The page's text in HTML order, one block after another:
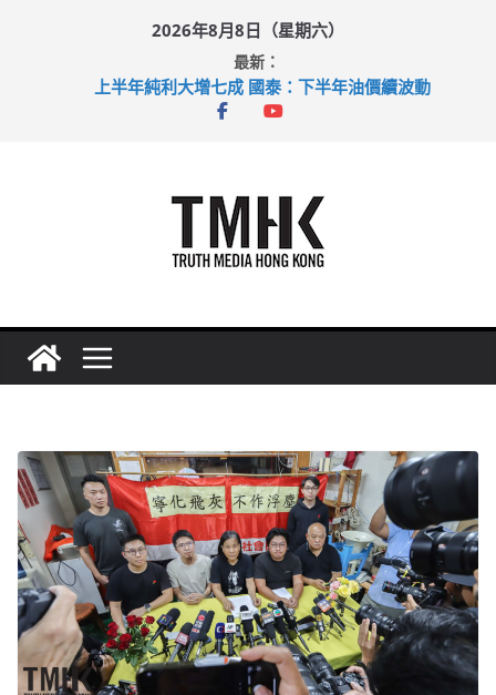
2026年8月8日（星期六）
最新：
上半年純利大增七成 國泰：下半年油價續波動
拜仁熱身賽挫維拉 啟德主場館奪錦標